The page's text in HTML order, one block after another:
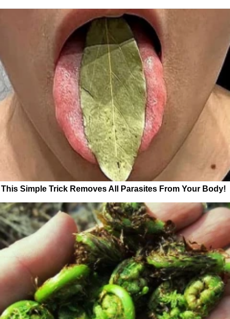
This Simple Trick Removes All Parasites From Your Body!